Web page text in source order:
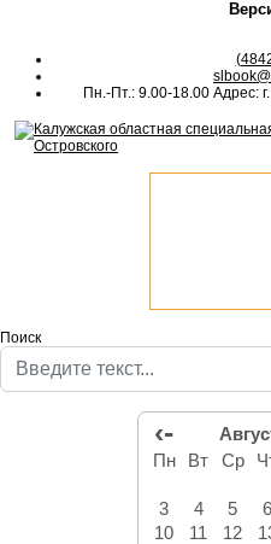
Пн.-Пт.: 9.00-18.00 Адрес:
Поиск
‹-
Пн Вт Ср
3
4 5 6
10
11 12